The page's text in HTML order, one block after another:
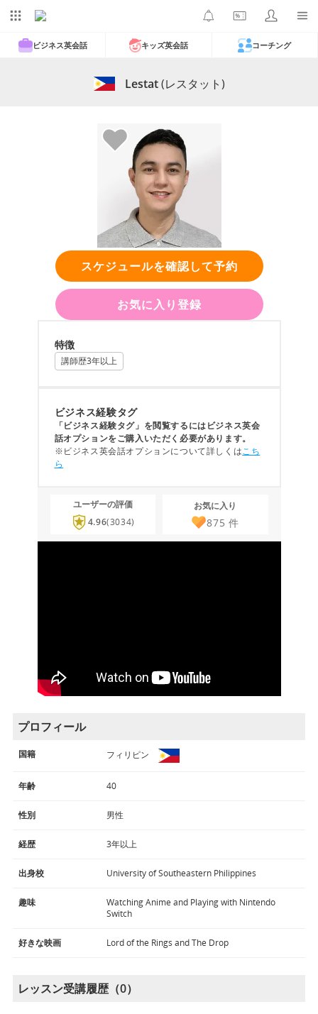
ビジネス英会話 キッズ英会話 コーチング
Lestat(レスタット)
スケジュールを確認して予約
お気に入り登録
特徴
講師歴3年以上
ビジネス経験タグ
「ビジネス経験タグ」を閲覧するにはビジネス英会
話オプションをご購入いただく必要があります。
※ビジネス英会話オプションについて詳しくはこち
ら
ユーザーの評価
4.96(3034)
お気に入り
875 件
プロフィール
国籍 フィリピン
年齢 40
性別 男性
経歴 3年以上
出身校 University of Southeastern Philippines
趣味
Watching Anime and Playing with Nintendo
Switch
好きな映画 Lord of the Rings and The Drop
レッスン受講履歴（0）